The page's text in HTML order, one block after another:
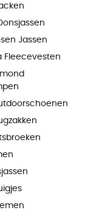
Jassen
Fleecevesten